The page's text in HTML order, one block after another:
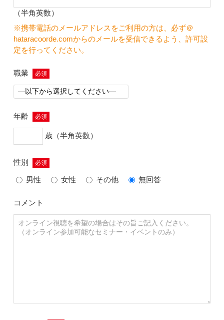
（半角英数）
※携帯電話のメールアドレスをご利用の方は、必ず＠
hataracoorde.comからのメールを受信できるよう、許可設
定を行ってください。
職業 必須
年齢 必須
歳（半角英数）
性別 必須
男性 女性 その他 無回答
コメント